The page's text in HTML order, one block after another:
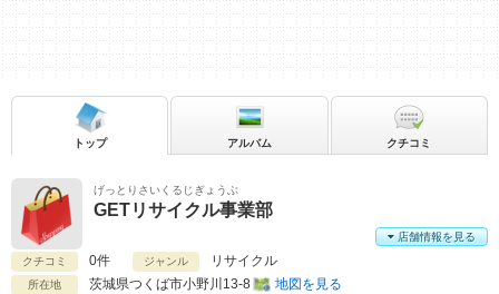
げっとりさいくるじぎょうぶ
GETリサイクル事業部
クチコミ 0件 ジャンル リサイクル
所在地 茨城県つくば市小野川13-8 地図を見る
店舗情報を見る
トップ アルバム クチコミ